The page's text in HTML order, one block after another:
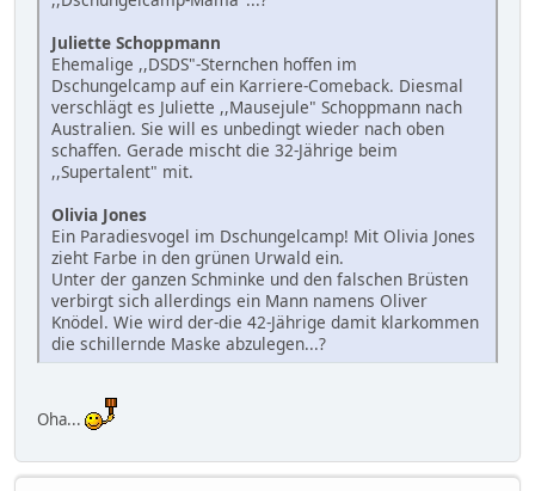
Juliette Schoppmann
Ehemalige ,,DSDS"-Sternchen hoffen im
Dschungelcamp auf ein Karriere-Comeback. Diesmal
verschlägt es Juliette ,,Mausejule" Schoppmann nach
Australien. Sie will es unbedingt wieder nach oben
schaffen. Gerade mischt die 32-Jährige beim
,,Supertalent" mit.
Olivia Jones
Ein Paradiesvogel im Dschungelcamp! Mit Olivia Jones
zieht Farbe in den grünen Urwald ein.
Unter der ganzen Schminke und den falschen Brüsten
verbirgt sich allerdings ein Mann namens Oliver
Knödel. Wie wird der-die 42-Jährige damit klarkommen
die schillernde Maske abzulegen...?
Oha...